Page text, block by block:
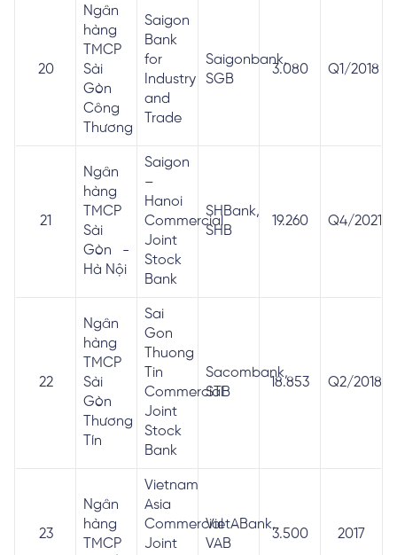
20
Ngân
hàng
TMCP
Sài
Gòn
Công
Thương
Saigon
Bank
for
Industry
and
Trade
Saigonbank,
SGB
3.080 Q1/2018
21
Ngân
hàng
TMCP
Sài
Gòn -
Hà Nội
Saigon
–
Hanoi
Commercial
Joint
Stock
Bank
SHBank,
SHB
19.260 Q4/2021
22
Ngân
hàng
TMCP
Sài
Gòn
Thương
Tín
Sai
Gon
Thuong
Tin
Commercial
Joint
Stock
Bank
Sacombank,
STB
18.853 Q2/2018
23
Ngân
hàng
TMCP
Vietnam
Asia
Commercial
Joint
VietABank,
VAB
3.500 2017